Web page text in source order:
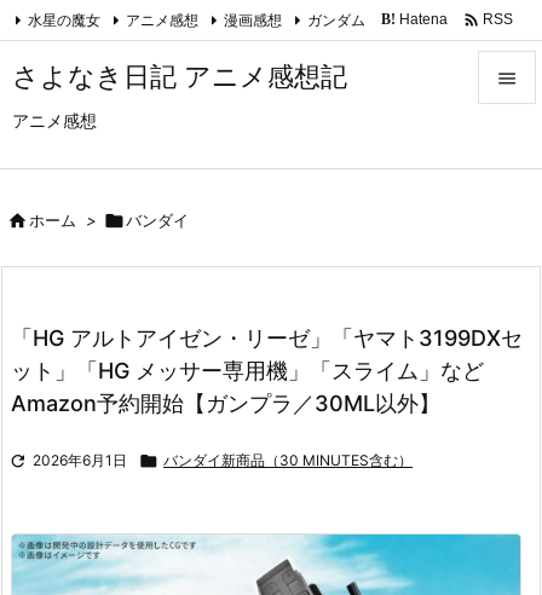
さよなき日記 アニメ感想記
アニメ感想

次へ
水星の魔女 アニメ感想 漫画感想 ガンダム B! Hatena  RSS
ホーム > バンダイ
「HG アルトアイゼン・リーゼ」「ヤマト3199DXセ
ット」「HG メッサー専用機」「スライム」など
Amazon予約開始【ガンプラ／30ML以外】
 2026年6月1日  バンダイ新商品（30 MINUTES含む）